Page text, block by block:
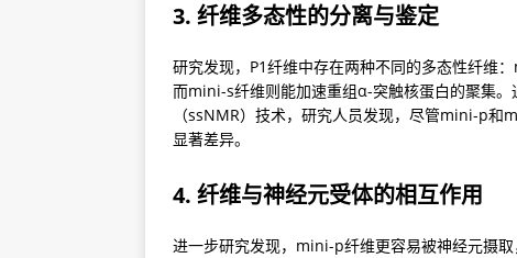
3. 纤维多态性的分离与鉴定
研究发现，P1纤维中存在两种不同的多态性纤维
而mini-s纤维则能加速重组α-突触核蛋白的聚集
（ssNMR）技术，研究人员发现，尽管mini-p
显著差异。
4. 纤维与神经元受体的相互作用
进一步研究发现，mini-p纤维更容易被神经元摄